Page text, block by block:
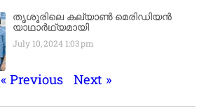
തൃശൂരിലെ കല്യാൺ മെരിഡിയൻ
യാഥാർഥ്യമായി
July 10, 2024 1:03 pm
« Previous Next »